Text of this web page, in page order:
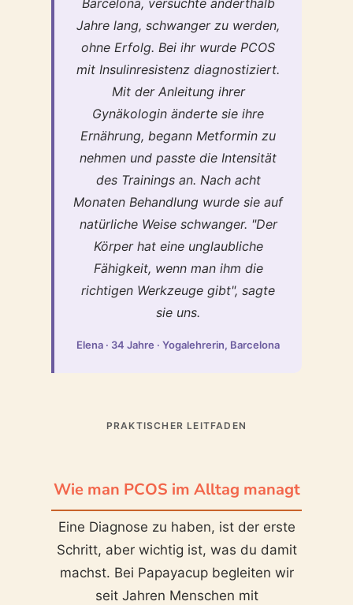
Barcelona, versuchte anderthalb
Jahre lang, schwanger zu werden,
ohne Erfolg. Bei ihr wurde PCOS
mit Insulinresistenz diagnostiziert.
Mit der Anleitung ihrer
Gynäkologin änderte sie ihre
Ernährung, begann Metformin zu
nehmen und passte die Intensität
des Trainings an. Nach acht
Monaten Behandlung wurde sie auf
natürliche Weise schwanger. "Der
Körper hat eine unglaubliche
Fähigkeit, wenn man ihm die
richtigen Werkzeuge gibt", sagte
sie uns.
Elena · 34 Jahre · Yogalehrerin, Barcelona
PRAKTISCHER LEITFADEN
Wie man PCOS im Alltag managt
Eine Diagnose zu haben, ist der erste
Schritt, aber wichtig ist, was du damit
machst. Bei Papayacup begleiten wir
seit Jahren Menschen mit